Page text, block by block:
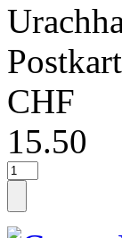
CHF
15.50